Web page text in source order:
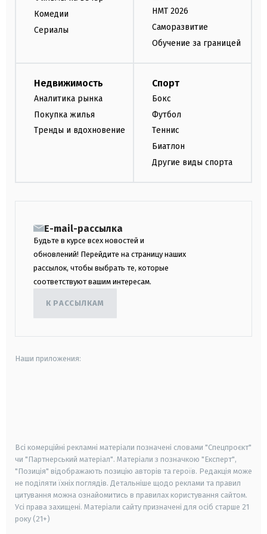
Комедии
Сериалы
НМТ 2026
Саморазвитие
Обучение за границей
Недвижимость
Аналитика рынка
Покупка жилья
Тренды и вдохновение
Спорт
Бокс
Футбол
Теннис
Биатлон
Другие виды спорта
E-mail-рассылка
Будьте в курсе всех новостей и
обновлений! Перейдите на страницу наших
рассылок, чтобы выбрать те, которые
соответствуют вашим интересам.
К РАССЫЛКАМ
Наши приложения:
Всі комерційні рекламні матеріали позначені словами "Спецпроєкт"
чи "Партнерський матеріал". Матеріали з позначкою "Експерт",
"Позиція" відображають позицію авторів та героїв. Редакція може
не поділяти їхніх поглядів. Детальніше щодо реклами та правил
цитування можна ознайомитись в правилах користування сайтом.
Усі права захищені. Матеріали сайту призначені для осіб старше 21
року (21+)